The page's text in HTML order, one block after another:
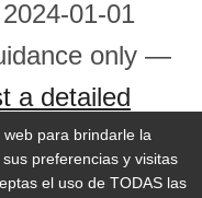
para brindarle la
preferencias y visitas
el uso de TODAS las
01-01
only —
a detailed